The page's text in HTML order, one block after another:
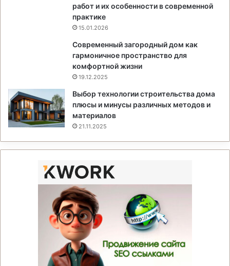
работ и их особенности в современной
практике
15.01.2026
Современный загородный дом как
гармоничное пространство для
комфортной жизни
19.12.2025
Выбор технологии строительства дома
плюсы и минусы различных методов и
материалов
21.11.2025